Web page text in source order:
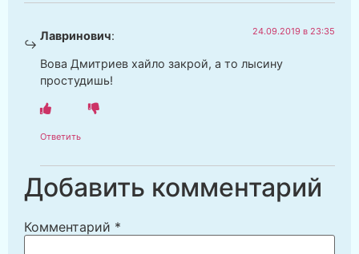
Лавринович: 24.09.2019 в 23:35
Вова Дмитриев хайло закрой, а то лысину
простудишь!
Ответить
Добавить комментарий
Комментарий *